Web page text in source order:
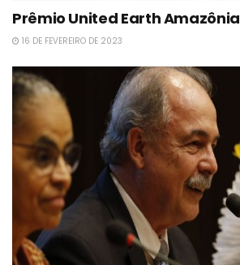
Prêmio United Earth Amazônia
16 DE FEVEREIRO DE 2023